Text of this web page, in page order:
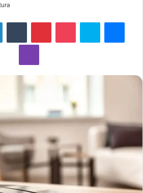
LinkedinTumblr PinterestPocket Skype
Viber